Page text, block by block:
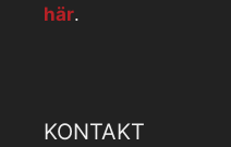
här.
KONTAKT